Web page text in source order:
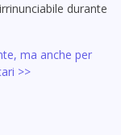
durante
ma anche per
>>